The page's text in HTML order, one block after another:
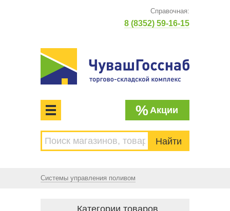
Справочная:
8 (8352) 59-16-15
МЕНЮ
%Акции
Системы управления поливом
Категории товаров